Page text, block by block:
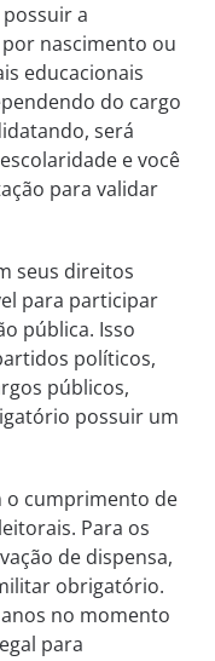
a
nascimento ou
educacionais
do cargo
será
e você
para validar
seus direitos
para participar
pública. Isso
políticos,
públicos,
possuir um
o cumprimento de
Para os
de dispensa,
obrigatório.
no momento
para